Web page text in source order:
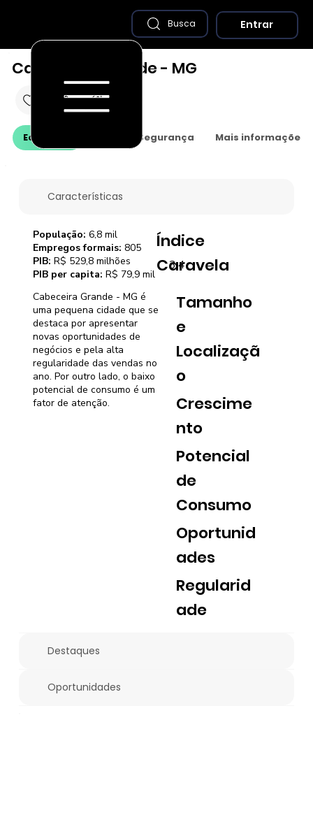
Características
Cabeceira Grande - MG é
uma pequena cidade que se
destaca por apresentar
novas oportunidades de
negócios e pela alta
regularidade das vendas no
ano. Por outro lado, o baixo
potencial de consumo é um
fator de atenção.
Índice
Caravela
3,4
Tamanho
e
Localizaçã
o
Crescime
nto
Potencial
de
Consumo
Oportunid
ades
Regularid
ade
População: 6,8 mil
Empregos formais: 805
PIB: R$ 529,8 milhões
PIB per capita: R$ 79,9 mil
Destaques
Oportunidades
Economia Saúde e Segurança Mais informações
Cabeceira Grande - MG
Busca Entrar